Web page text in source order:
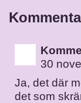
30
Ja, det där
det som